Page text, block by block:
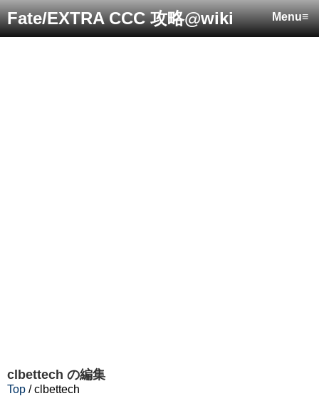
Menu≡
Fate/EXTRA CCC 攻略@wiki
clbettech の編集
Top / clbettech